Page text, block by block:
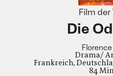
Film
Die
Drama/
Frankreich,
84